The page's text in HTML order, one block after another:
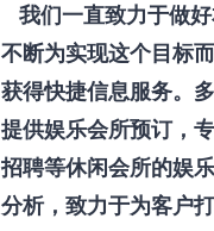
我们一直致力于做
不断为实现这个目标
获得快捷信息服务。
提供娱乐会所预订，
招聘等休闲会所的娱
分析，致力于为客户